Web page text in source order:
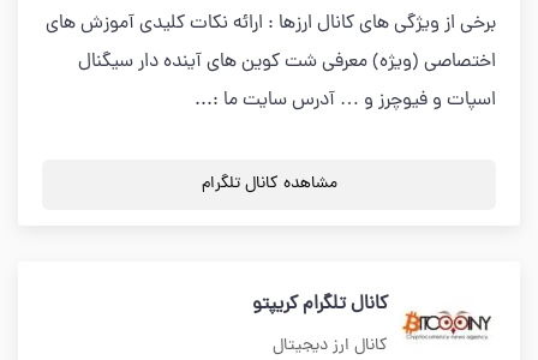
برخی از ویژگی های کانال ارزها : ارائه نکات کلیدی آموزش های
اختصاصی (ویژه) معرفی شت کوین های آینده دار سیگنال
اسپات و فیوچرز و … آدرس سایت ما :...
مشاهده کانال تلگرام
کانال تلگرام کریپتو
کانال ارز دیجیتال